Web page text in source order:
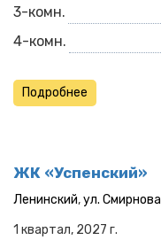
3-комн.
4-комн.
Подробнее
ЖК «Успенский»
Ленинский,ул. Смирнова
1 квартал, 2027 г.